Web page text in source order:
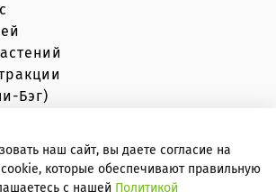
Бэг)
2020–2026 Любое использование
наш сайт, вы даете согласие на
которые обеспечивают правильную
с нашей Политикой